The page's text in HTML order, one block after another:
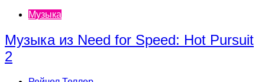
Музыка
Музыка из Need for Speed: Hot Pursuit
2